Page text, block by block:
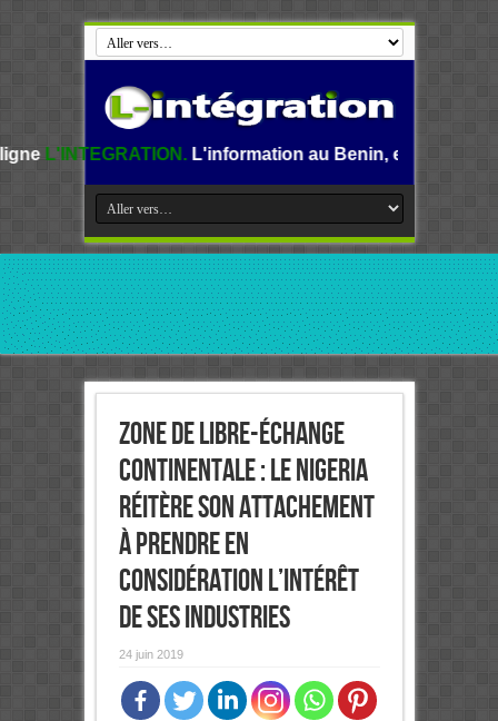
L'information au Benin, en Afrique et dans le
Zone de libre-échange
continentale : le Nigeria
réitère son attachement
à prendre en
considération l’intérêt
de ses industries
24 juin 2019